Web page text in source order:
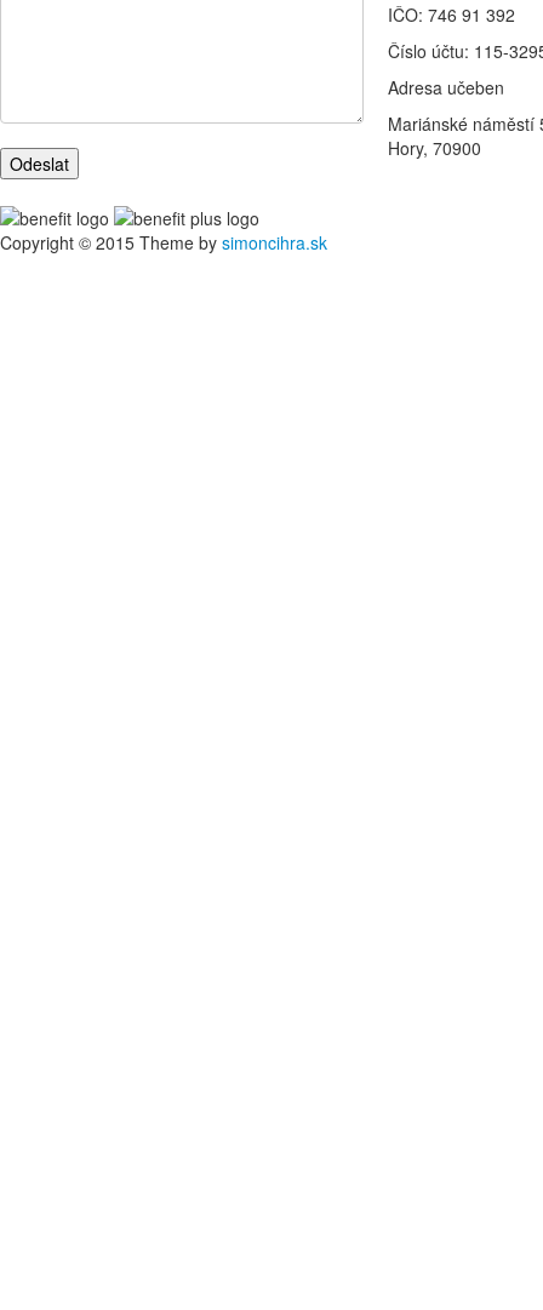
IČO: 746 91 392
Číslo účtu: 115-
Adresa učeben
Mariánské náměstí
Hory, 70900
Copyright © 2015 Theme by simoncihra.sk